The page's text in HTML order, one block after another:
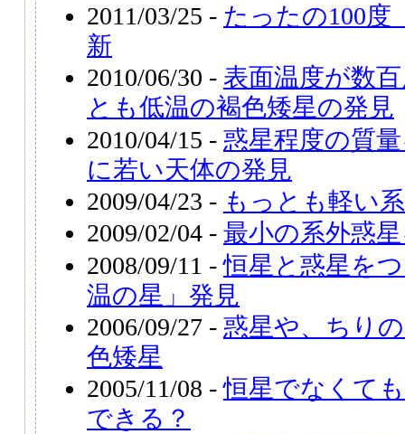
2011/03/25 - たったの100
新
2010/06/30 - 表面温度が数
とも低温の褐色矮星の発見
2010/04/15 - 惑星程度の質
に若い天体の発見
2009/04/23 - もっとも軽い
2009/02/04 - 最小の系外惑
2008/09/11 -恒星と惑星を
温の星」発見
2006/09/27 - 惑星や、ちり
色矮星
2005/11/08 -恒星でなくて
できる？